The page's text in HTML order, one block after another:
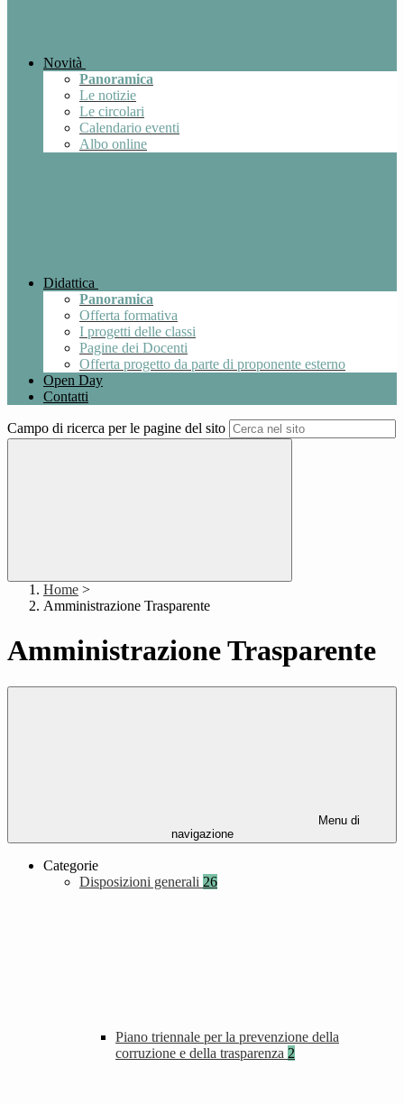
Novità
Panoramica
Le notizie
Le circolari
Calendario eventi
Albo online
Didattica
Panoramica
Offerta formativa
I progetti delle classi
Pagine dei Docenti
Offerta progetto da parte di proponente esterno
Open Day
Contatti
Campo di ricerca per le pagine del sito
Home >
Amministrazione Trasparente
Amministrazione Trasparente
Menu di
navigazione
Categorie
Disposizioni generali 26
Piano triennale per la prevenzione della
corruzione e della trasparenza 2